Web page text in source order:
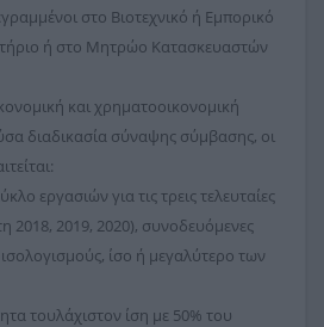
στο Βιοτεχνικό ή Εμπορικό
ή στο Μητρώο Κατασκευαστών
και χρηματοοικονομική
διαδικασία σύναψης σύμβασης, οι
εργασιών για τις τρεις τελευταίες
2018, 2019, 2020), συνοδευόμενες
ίσο ή μεγαλύτερο των
τουλάχιστον ίση με 50% του